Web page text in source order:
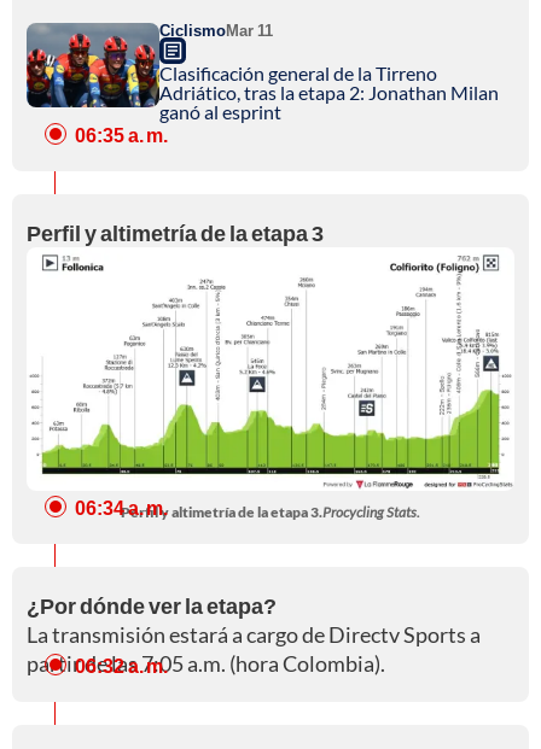
CiclismoMar 11
Clasificación general de la Tirreno
Adriático, tras la etapa 2: Jonathan Milan
ganó al esprint
06:35 a. m.
Perfil y altimetría de la etapa 3
Perfil y altimetría de la etapa 3.Procycling Stats.
06:34 a. m.
¿Por dónde ver la etapa?
La transmisión estará a cargo de Directv Sports a
partir de las 7:05 a.m. (hora Colombia).
06:32 a. m.